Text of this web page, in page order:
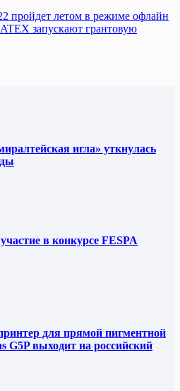
пройдет летом в режиме офлайн
запускают грантовую
игла» уткнулась
в конкурсе FESPA
для прямой пигментной
G5P выходит на российский